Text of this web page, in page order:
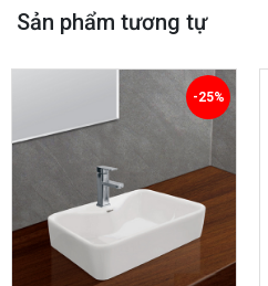
Sản phẩm tương tự
-25%